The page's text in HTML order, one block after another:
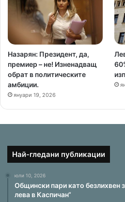
Назарян: Президент, да,
премиер – не! Изненадващ
обрат в политическите
амбиции.
януари 19, 2026
Най-гледани публикации
юли 10, 2026
Общински пари като безлихвен
лева в Каспичан“